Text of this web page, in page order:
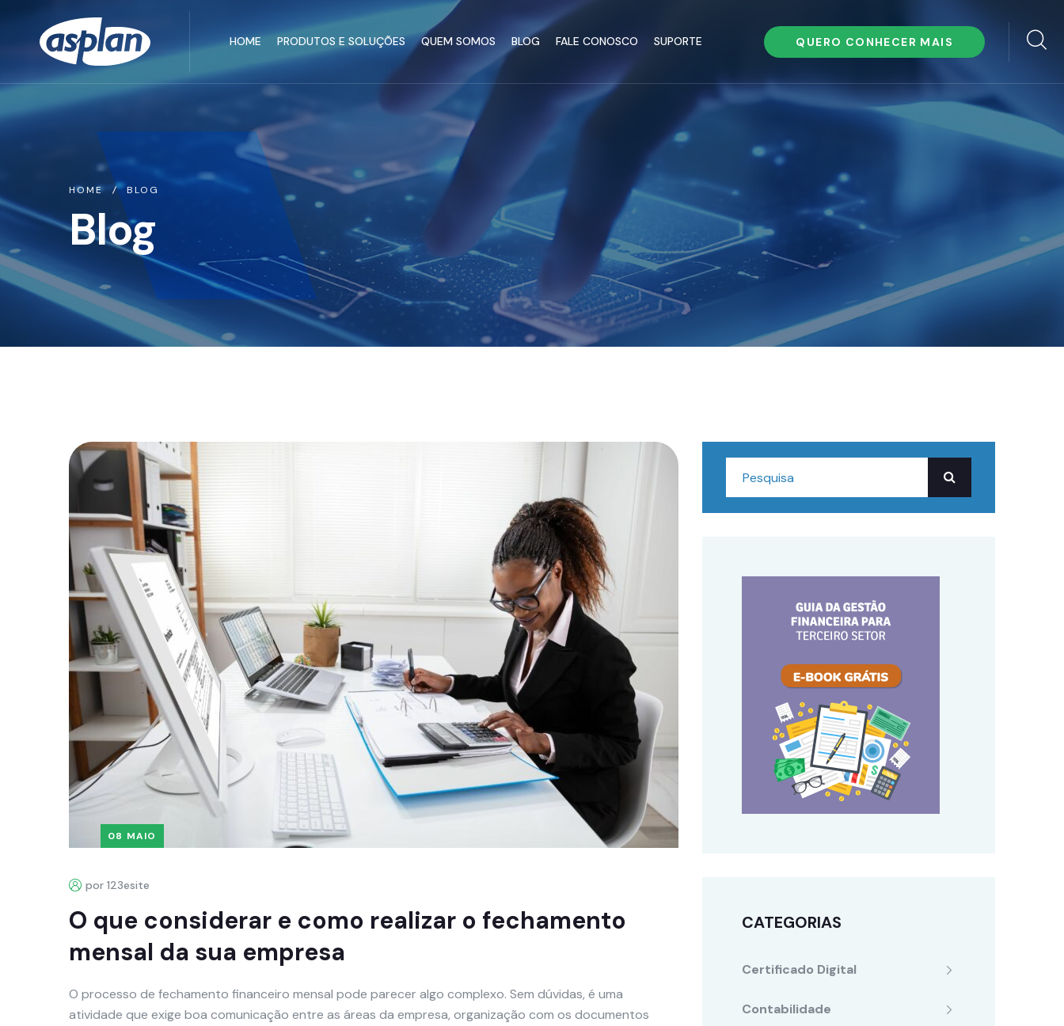
HOME PRODUTOS E SOLUÇÕES QUEM SOMOS BLOG FALE CONOSCO SUPORTE QUERO CONHECER MAIS
HOME BLOG
Blog
08 MAIO
por 123esite
O que considerar e como realizar o fechamento
mensal da sua empresa
O processo de fechamento financeiro mensal pode parecer algo complexo. Sem dúvidas, é uma
atividade que exige boa comunicação entre as áreas da empresa, organização com os documentos
CATEGORIAS
Certificado Digital
Contabilidade